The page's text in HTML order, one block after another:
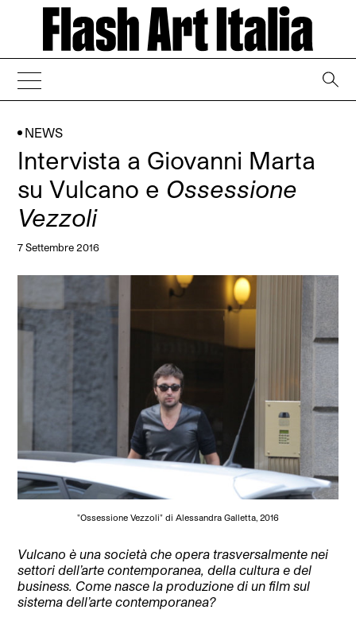
NEWS
Intervista a Giovanni Marta
su Vulcano e Ossessione
Vezzoli
7 Settembre 2016
"Ossessione Vezzoli" di Alessandra Galletta, 2016
Vulcano è una società che opera trasversalmente nei
settori dell’arte contemporanea, della cultura e del
business. Come nasce la produzione di un film sul
sistema dell’arte contemporanea?